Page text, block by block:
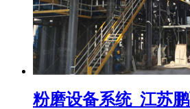
粉磨设备系统_江苏